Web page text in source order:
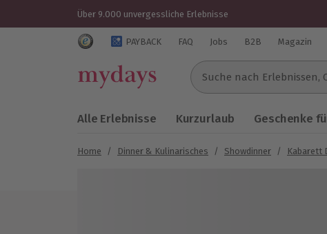
Über 9.000 unvergessliche Erlebnisse
Trustedshops Bewertungen für mydays.de
PAYBACK FAQ Jobs B2B Magazin
Suche nach Erlebnissen...
Alle Erlebnisse Kurzurlaub Geschenke
Home / Dinner & Kulinarisches / Showdinner / Kabarett